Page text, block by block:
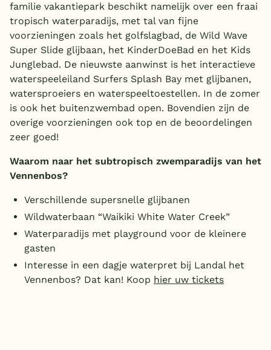
familie vakantiepark beschikt namelijk over een fraai
tropisch waterparadijs, met tal van fijne
voorzieningen zoals het golfslagbad, de Wild Wave
Super Slide glijbaan, het KinderDoeBad en het Kids
Junglebad. De nieuwste aanwinst is het interactieve
waterspeeleiland Surfers Splash Bay met glijbanen,
watersproeiers en waterspeeltoestellen. In de zomer
is ook het buitenzwembad open. Bovendien zijn de
overige voorzieningen ook top en de beoordelingen
zeer goed!
Waarom naar het subtropisch zwemparadijs van het
Vennenbos?
Verschillende supersnelle glijbanen
Wildwaterbaan “Waikiki White Water Creek”
Waterparadijs met playground voor de kleinere
gasten
Interesse in een dagje waterpret bij Landal het
Vennenbos? Dat kan! Koop hier uw tickets